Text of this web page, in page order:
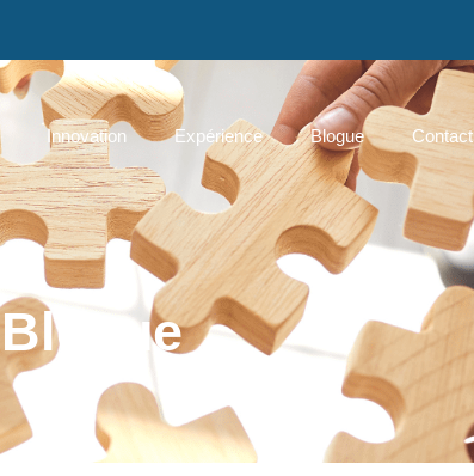
Innovation Expérience Blogue Contact
Blogue